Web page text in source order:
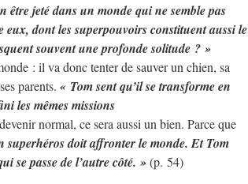
être jeté dans un monde qui ne semble pas
dont les superpouvoirs constituent aussi le
souvent une profonde solitude ? »
: il va donc tenter de sauver un chien, sa
parents. « Tom sent qu’il se transforme en
les mêmes missions
normal, ce sera aussi un bien. Parce que
superhéros doit affronter le monde. Et Tom
se passe de l’autre côté. »(p. 54)